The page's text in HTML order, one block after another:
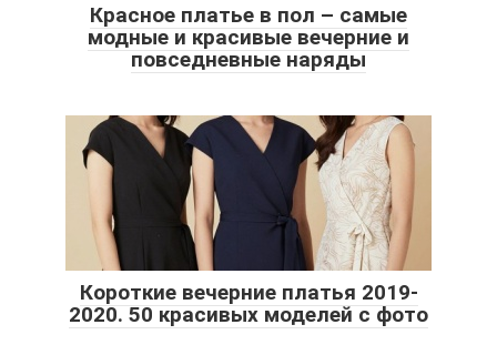
Красное платье в пол – самые
модные и красивые вечерние и
повседневные наряды
Короткие вечерние платья 2019-
2020. 50 красивых моделей с фото